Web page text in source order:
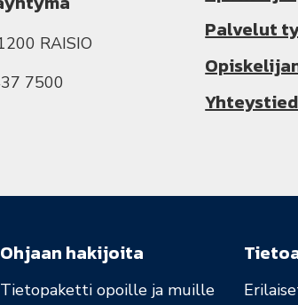
RAISIO
7500
Palvelut
Ohjaan hakijoita
Tietopaketti opoille ja muille